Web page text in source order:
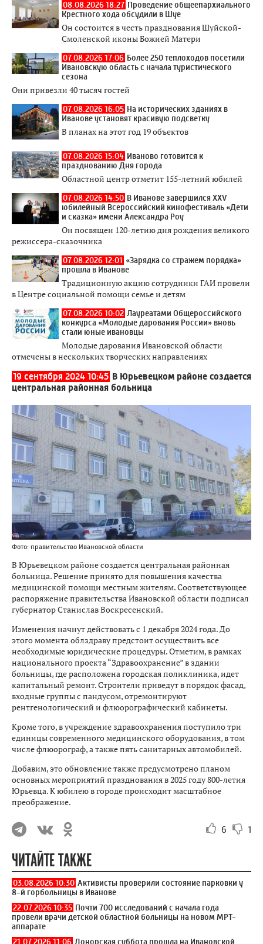
08.08.2026 18:27 Проведение общеепархиального
Крестного хода обсудили в Шуе
Он состоится в честь празднования Шуйской-
Смоленской иконы Божией Матери
07.08.2026 17:06 Более 250 теплоходов посетили
Ивановскую область с начала туристического
сезона
Они привезли 40 тысяч гостей
07.08.2026 16:05 На исторических зданиях в
Иванове установят красивую подсветку
В планах на этот год 19 объектов
07.08.2026 15:04 Иваново готовится к
празднованию Дня города
Областной центр отметит 155-летний юбилей
07.08.2026 14:50 В Иванове завершился XXV
юбилейный Всероссийский кинофестиваль «Дети
и сказка» имени Александра Роу
Он посвящен 120-летию дня рождения великого
режиссера-сказочника
07.08.2026 12:01 «Зарядка со стражем порядка»
прошла в Иванове
Традиционную акцию сотрудники ГАИ провели
в Центре социальной помощи семье и детям
07.08.2026 10:02 Лауреатами Общероссийского
конкурса «Молодые дарования России» вновь
стали юные ивановцы
Молодые дарования Ивановской области
отмечены в нескольких творческих направлениях
19 сентября 2024 10:45 В Юрьевецком районе создается
центральная районная больница
Фото: правительство Ивановской области
В Юрьевецком районе создается центральная районная
больница. Решение принято для повышения качества
медицинской помощи местным жителям. Соответствующее
распоряжение правительства Ивановской области подписал
губернатор Станислав Воскресенский.
Изменения начнут действовать с 1 декабря 2024 года. До
этого момента облздраву предстоит осуществить все
необходимые юридические процедуры. Отметим, в рамках
национального проекта “Здравоохранение” в здании
больницы, где расположена городская поликлиника, идет
капитальный ремонт. Строители приведут в порядок фасад,
входные группы с пандусом, отремонтируют
рентгенологический и флюорографический кабинеты.
Кроме того, в учреждение здравоохранения поступило три
единицы современного медицинского оборудования, в том
числе флюорограф, а также пять санитарных автомобилей.
Добавим, это обновление также предусмотрено планом
основных мероприятий празднования в 2025 году 800-летия
Юрьевца. К юбилею в городе происходит масштабное
преображение.
6 1
ЧИТАЙТЕ ТАКЖЕ
03.08.2026 10:30 Активисты проверили состояние парковки у
8-й горбольницы в Иванове
22.07.2026 10:35 Почти 700 исследований с начала года
провели врачи детской областной больницы на новом МРТ-
аппарате
21.07.2026 11:06 Донорская суббота прошла на Ивановской